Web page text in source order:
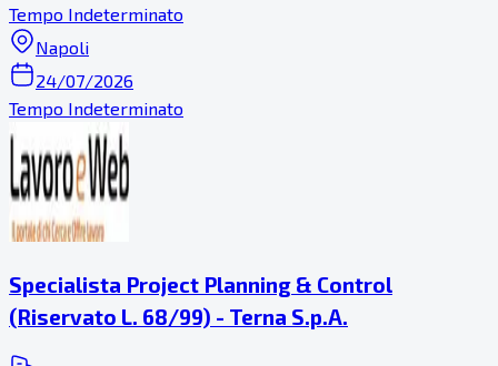
Tempo Indeterminato
Napoli
24/07/2026
Tempo Indeterminato
Specialista Project Planning & Control
(Riservato L. 68/99) - Terna S.p.A.